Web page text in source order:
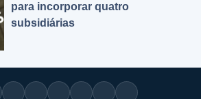
para incorporar quatro
subsidiárias